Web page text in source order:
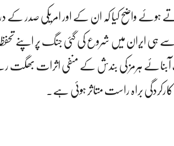
ہوئے واضح کیا کہ ان کے اور امریکی صدر
ایران میں شروع کی گئی جنگ پر اپنے
آبنائے ہرمز کی بندش کے منفی اثرات
براہ راست متاثر ہوئی ہے۔